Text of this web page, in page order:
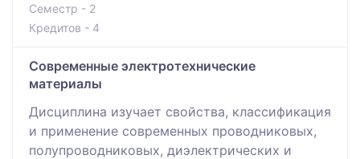
Семестр - 2
Кредитов - 4
Современные электротехнические
материалы
Дисциплина изучает свойства, классификация
и применение современных проводниковых,
полупроводниковых, диэлектрических и